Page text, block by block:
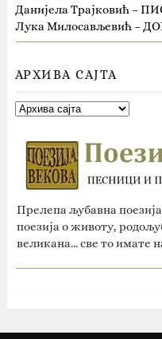
Данијела Трајковић –
Лука Милосављевић –
АРХИВА САЈТА
Прелепа љубавна
поезија о животу,
великана... све то имате